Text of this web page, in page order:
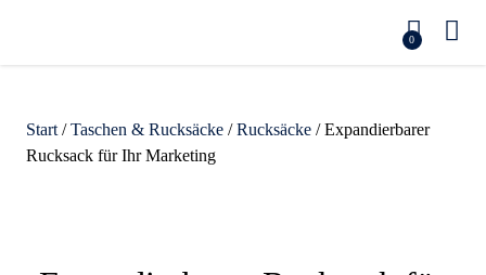
0
Start /Taschen & Rucksäcke /Rucksäcke / Expandierbarer
Rucksack für Ihr Marketing